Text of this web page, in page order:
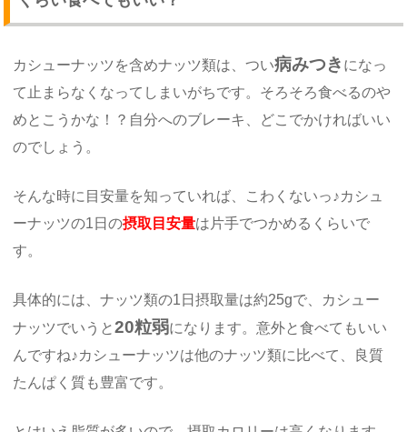
カシューナッツを含めナッツ類は、つい病みつき になっ
て止まらなくなってしまいがちです。そろそろ食べるのや
めとこうかな！？自分へのブレーキ、どこでかければいい
のでしょう。
そんな時に目安量を知っていれば、こわくないっ♪カシュ
ーナッツの1日の摂取目安量は片手でつかめるくらいで
す。
具体的には、ナッツ類の1日摂取量は約25gで、カシュー
ナッツでいうと20粒弱になります。意外と食べてもいい
んですね♪カシューナッツは他のナッツ類に比べて、良質
たんぱく質も豊富です。